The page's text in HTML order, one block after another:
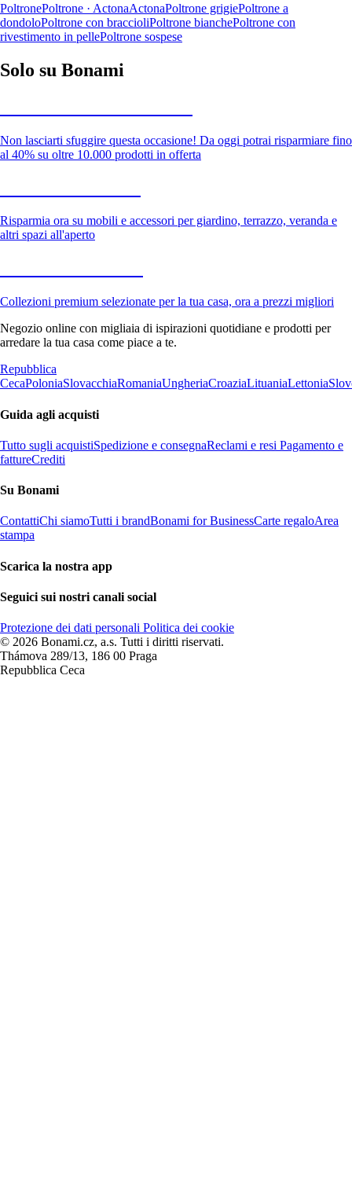
PoltronePoltrone · ActonaActonaPoltrone grigiePoltrone a
dondoloPoltrone con braccioliPoltrone bianchePoltrone con
rivestimento in pellePoltrone sospese
Solo su Bonami
Non lasciarti sfuggire questa occasione! Da oggi potrai risparmiare fino
al 40% su oltre 10.000 prodotti in offerta
Risparmia ora su mobili e accessori per giardino, terrazzo, veranda e
altri spazi all'aperto
Collezioni premium selezionate per la tua casa, ora a prezzi migliori
Negozio online con migliaia di ispirazioni quotidiane e prodotti per
arredare la tua casa come piace a te.
Repubblica
CecaPoloniaSlovacchiaRomaniaUngheriaCroaziaLituaniaLettonia
Guida agli acquisti
Tutto sugli acquistiSpedizione e consegnaReclami e resi Pagamento e
fattureCrediti
Su Bonami
ContattiChi siamoTutti i brandBonami for BusinessCarte regaloArea
stampa
Scarica la nostra app
Seguici sui nostri canali social
Protezione dei dati personali Politica dei cookie
© 2026 Bonami.cz, a.s. Tutti i diritti riservati.
Thámova 289/13, 186 00 Praga
Repubblica Ceca